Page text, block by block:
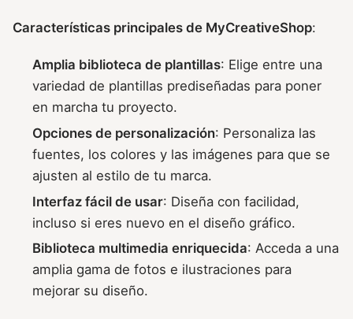
Características principales de MyCreativeShop:
Amplia biblioteca de plantillas: Elige entre una
variedad de plantillas prediseñadas para poner
en marcha tu proyecto.
Opciones de personalización: Personaliza las
fuentes, los colores y las imágenes para que se
ajusten al estilo de tu marca.
Interfaz fácil de usar: Diseña con facilidad,
incluso si eres nuevo en el diseño gráfico.
Biblioteca multimedia enriquecida: Acceda a una
amplia gama de fotos e ilustraciones para
mejorar su diseño.